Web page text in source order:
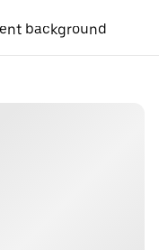
background